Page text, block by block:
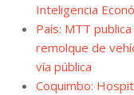
Inteligencia
País: MTT
remolque de
vía pública
Coquimbo: